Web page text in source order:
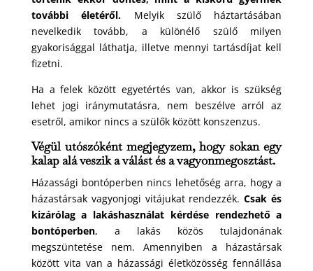
további életéről. Melyik szülő háztartásában
nevelkedik tovább, a különélő szülő milyen
gyakorisággal láthatja, illetve mennyi tartásdíjat kell
fizetni.
Ha a felek között egyetértés van, akkor is szükség
lehet jogi iránymutatásra, nem beszélve arról az
esetről, amikor nincs a szülők között konszenzus.
Végül utószóként megjegyzem, hogy sokan egy
kalap alá veszik a válást és a vagyonmegosztást.
Házassági bontóperben nincs lehetőség arra, hogy a
házastársak vagyonjogi vitájukat rendezzék.Csak és
kizárólag a lakáshasználat kérdése rendezhető a
bontóperben, a lakás közös tulajdonának
megszüntetése nem. Amennyiben a házastársak
között vita van a házassági életközösség fennállása